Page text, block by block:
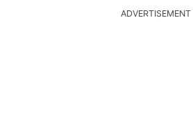
ADVERTISEMENT